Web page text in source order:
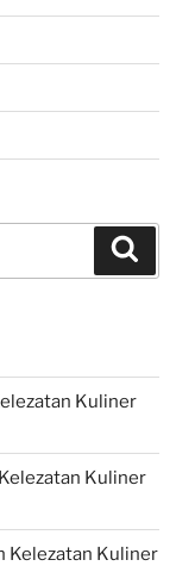
Kuliner
Kuliner
Kelezatan Kuliner